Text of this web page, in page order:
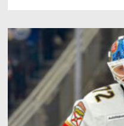
Бобровский:
буду
учиться
игре
хоккей
всю
жизнь